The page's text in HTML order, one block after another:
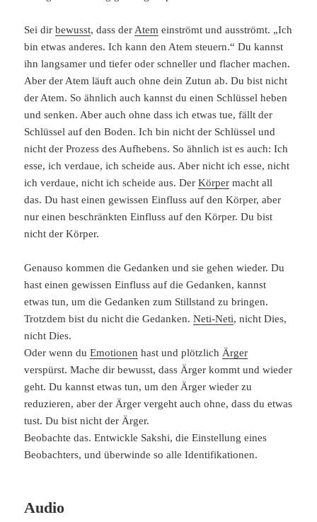
Sei dirbewusst, dass der Atem einströmt und ausströmt. „Ich
bin etwas anderes. Ich kann den Atem steuern.“ Du kannst
ihn langsamer und tiefer oder schneller und flacher machen.
Aber der Atem läuft auch ohne dein Zutun ab. Du bist nicht
der Atem. So ähnlich auch kannst du einen Schlüssel heben
und senken. Aber auch ohne dass ich etwas tue, fällt der
Schlüssel auf den Boden. Ich bin nicht der Schlüssel und
nicht der Prozess des Aufhebens. So ähnlich ist es auch: Ich
esse, ich verdaue, ich scheide aus. Aber nicht ich esse, nicht
ich verdaue, nicht ich scheide aus. DerKörper macht all
das. Du hast einen gewissen Einfluss auf den Körper, aber
nur einen beschränkten Einfluss auf den Körper. Du bist
nicht der Körper.
Genauso kommen die Gedanken und sie gehen wieder. Du
hast einen gewissen Einfluss auf die Gedanken, kannst
etwas tun, um die Gedanken zum Stillstand zu bringen.
Trotzdem bist du nicht die Gedanken.Neti-Neti, nicht Dies,
nicht Dies.
Oder wenn duEmotionen hast und plötzlich Ärger
verspürst. Mache dir bewusst, dass Ärger kommt und wieder
geht. Du kannst etwas tun, um den Ärger wieder zu
reduzieren, aber der Ärger vergeht auch ohne, dass du etwas
tust. Du bist nicht der Ärger.
Beobachte das. Entwickle Sakshi, die Einstellung eines
Beobachters, und überwinde so alle Identifikationen.
Audio